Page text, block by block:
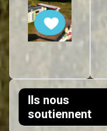
Ils nous
soutiennent